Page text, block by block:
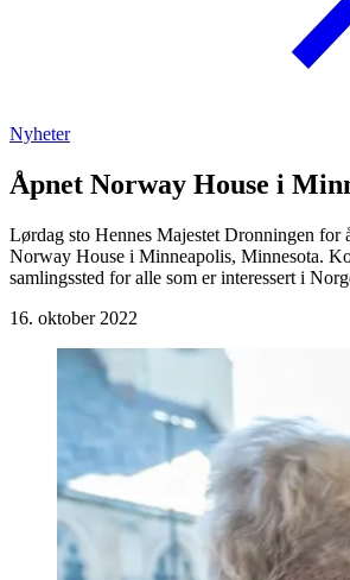
Nyheter
Åpnet Norway House i
Lørdag sto Hennes Majestet Dronningen for
Norway House i Minneapolis, Minnesota.
samlingssted for alle som er interessert i
16. oktober 2022